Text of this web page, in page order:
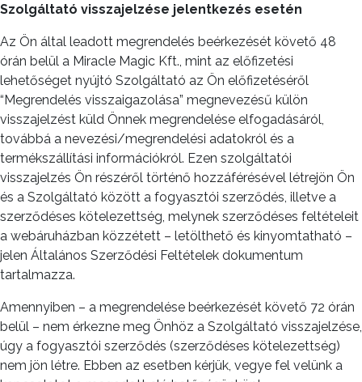
Szolgáltató visszajelzése jelentkezés esetén
Az Ön által leadott megrendelés beérkezését követő 48
órán belül a Miracle Magic Kft., mint az előfizetési
lehetőséget nyújtó Szolgáltató az Ön előfizetéséről
“Megrendelés visszaigazolása” megnevezésű külön
visszajelzést küld Önnek megrendelése elfogadásáról,
továbbá a nevezési/megrendelési adatokról és a
termékszállítási információkról. Ezen szolgáltatói
visszajelzés Ön részéről történő hozzáférésével létrejön Ön
és a Szolgáltató között a fogyasztói szerződés, illetve a
szerződéses kötelezettség, melynek szerződéses feltételeit
a webáruházban közzétett – letölthető és kinyomtatható –
jelen Általános Szerződési Feltételek dokumentum
tartalmazza.
Amennyiben – a megrendelése beérkezését követő 72 órán
belül – nem érkezne meg Önhöz a Szolgáltató visszajelzése,
úgy a fogyasztói szerződés (szerződéses kötelezettség)
nem jön létre. Ebben az esetben kérjük, vegye fel velünk a